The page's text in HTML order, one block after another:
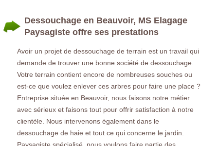
Dessouchage en Beauvoir, MS Elagage
Paysagiste offre ses prestations
Avoir un projet de dessouchage de terrain est un travail qui
demande de trouver une bonne société de dessouchage.
Votre terrain contient encore de nombreuses souches ou
est-ce que voulez enlever ces arbres pour faire une place ?
Entreprise située en Beauvoir, nous faisons notre métier
avec sérieux et faisons tout pour offrir satisfaction à notre
clientèle. Nous intervenons également dans le
dessouchage de haie et tout ce qui concerne le jardin.